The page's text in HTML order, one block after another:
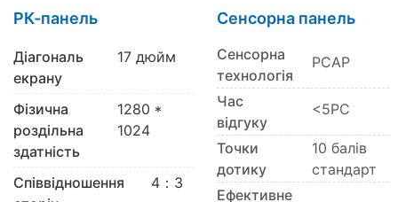
РК-панель
Діагональ
екрану
17 дюйм
Фізична
роздільна
здатність
1280 *
1024
Співвідношення
4：3
Сенсорна панель
Сенсорна
технологія
PCAP
Час
відгуку
<5РС
Точки
дотику
10 балів
стандарт
Ефективне